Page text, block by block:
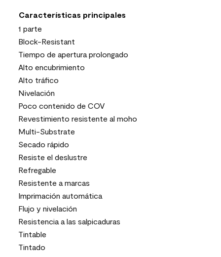
Características principales
1 parte
Block-Resistant
Tiempo de apertura prolongado
Alto encubrimiento
Alto tráfico
Nivelación
Poco contenido de COV
Revestimiento resistente al moho
Multi-Substrate
Secado rápido
Resiste el deslustre
Refregable
Resistente a marcas
Imprimación automática
Flujo y nivelación
Resistencia a las salpicaduras
Tintable
Tintado